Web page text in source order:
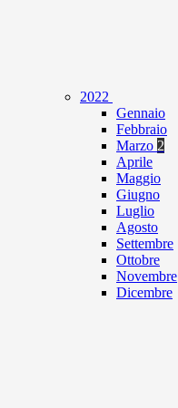
2022
Gennaio
Febbraio
Marzo 2
Aprile
Maggio
Giugno
Luglio
Agosto
Settembre
Ottobre
Novembre
Dicembre